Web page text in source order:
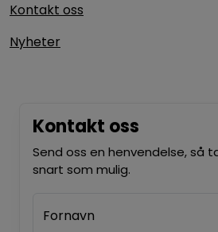
Kontakt oss
Nyheter
Kontakt oss
Send oss en henvendelse, så
snart som mulig.
Fornavn